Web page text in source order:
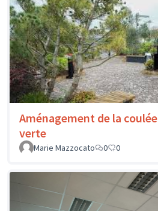
Aménagement de la coulée
verte
Marie Mazzocato
0 0